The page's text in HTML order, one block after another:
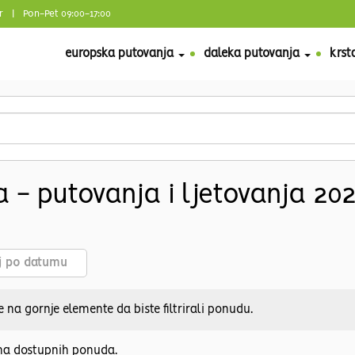
| Pon-Pet 09:00-17:00
europska putovanja daleka putovanja
- putovanja i ljetovanja
datumu
na gornje elemente da biste filtrirali ponudu.
dostupnih ponuda.